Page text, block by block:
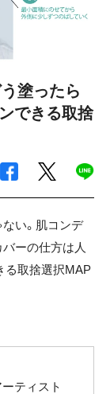
塗ったら
できる取捨
い。肌コンデ
ーの仕方は人
る取捨選択MAP
ティスト